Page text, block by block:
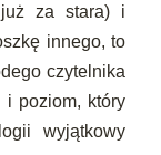
za stara) i
innego, to
czytelnika
i poziom, który
wyjątkowy